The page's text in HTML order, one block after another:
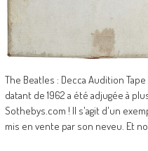
The Beatles : Decca Audition
datant de 1962 a été adjugée à
Sothebys.com ! Il s'agit d'un
mis en vente par son neveu. Et